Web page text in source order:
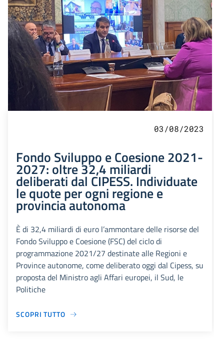
03/08/2023
Fondo Sviluppo e Coesione 2021-
2027: oltre 32,4 miliardi
deliberati dal CIPESS. Individuate
le quote per ogni regione e
provincia autonoma
È di 32,4 miliardi di euro l’ammontare delle risorse del
Fondo Sviluppo e Coesione (FSC) del ciclo di
programmazione 2021/27 destinate alle Regioni e
Province autonome, come deliberato oggi dal Cipess, su
proposta del Ministro agli Affari europei, il Sud, le
Politiche
SCOPRI TUTTO